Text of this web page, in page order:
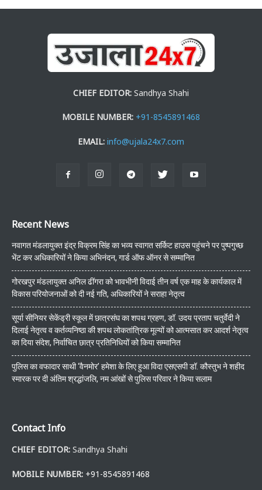
CHIEF EDITOR: Sandhya Shahi
MOBILE NUMBER: +91-8545891468
EMAIL: info@ujala24x7.com
Recent News
नवागत मंडलायुक्त इंद्र विक्रम सिंह का भव्य स्वागत सर्किट हाउस पहुंचने पर पुष्पगुच्छ
भेंट कर अधिकारियों ने किया अभिनंदन, गार्ड ऑफ ऑनर से सम्मानित
गोरखपुर मंडलायुक्त अनिल ढींगरा को भावभीनी विदाई तीन वर्ष एक माह के कार्यकाल में
विकास परियोजनाओं को दी नई गति, अधिकारियों ने सराहा नेतृत्व
सूर्या सीनियर सेकेंड्री स्कूल में छात्रसंघ का शपथ ग्रहण, डॉ. उदय प्रताप चतुर्वेदी ने
दिलाई नेतृत्व व कर्तव्यनिष्ठा की शपथ लोकतांत्रिक मूल्यों को आत्मसात कर आदर्श नेतृत्व
का दिया संदेश, निर्वाचित छात्र प्रतिनिधियों को किया सम्मानित
पुलिस का वफादार साथी ‘वैनमोर’ हमेशा के लिए हुआ विदा एसएसपी डॉ. कौस्तुभ ने शहीद
स्मारक पर दी अंतिम श्रद्धांजलि, नम आंखों से पुलिस परिवार ने किया सलाम
Contact Info
CHIEF EDITOR: Sandhya Shahi
MOBILE NUMBER: +91-8545891468